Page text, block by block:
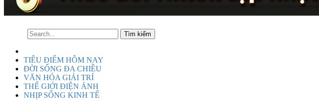
TIÊU ĐIỂM HÔM NAY
ĐỜI SỐNG ĐA CHIỀU
VĂN HÓA GIẢI TRÍ
THẾ GIỚI ĐIỆN ẢNH
NHỊP SỐNG KINH TẾ